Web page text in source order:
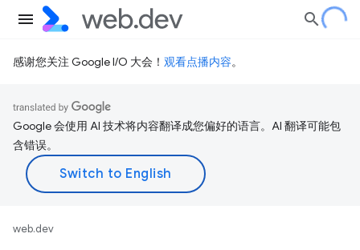
感谢您关注 Google I/O 大会！ 观看点播内容。
Google 会使用 AI 技术将内容翻译成您偏好的语言。AI 翻译可能包
含错误。
web.dev